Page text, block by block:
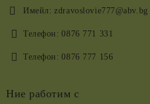
Имейл: zdravoslovie777@abv.bg
Телефон: 0876 771 331
Телефон: 0876 777 156
Ние работим с